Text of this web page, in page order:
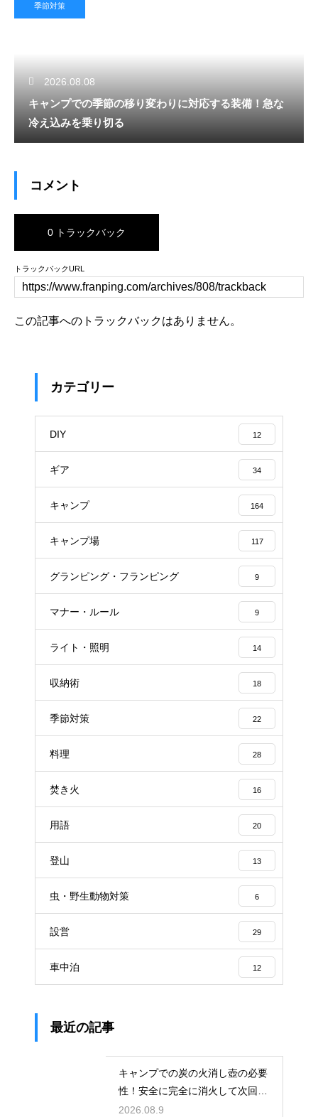
季節対策
2026.08.08
キャンプでの季節の移り変わりに対応する装備！急な
冷え込みを乗り切る
コメント
0 トラックバック
トラックバックURL
この記事へのトラックバックはありません。
カテゴリー
DIY 12
ギア 34
キャンプ 164
キャンプ場 117
グランピング・フランピング 9
マナー・ルール 9
ライト・照明 14
収納術 18
季節対策 22
料理 28
焚き火 16
用語 20
登山 13
虫・野生動物対策 6
設営 29
車中泊 12
最近の記事
キャンプでの炭の火消し壺の必要
性！安全に完全に消火して次回も
再利用する
2026.08.9